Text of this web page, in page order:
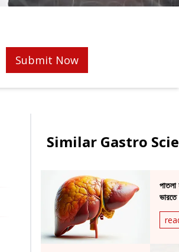
Submit Now
Similar Gastro